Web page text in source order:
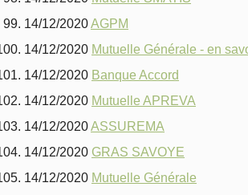
14/12/2020AGPM
14/12/2020 Mutuelle Générale - en
14/12/2020 Banque Accord
14/12/2020 Mutuelle APREVA
14/12/2020ASSUREMA
14/12/2020 GRAS SAVOYE
14/12/2020 Mutuelle Générale